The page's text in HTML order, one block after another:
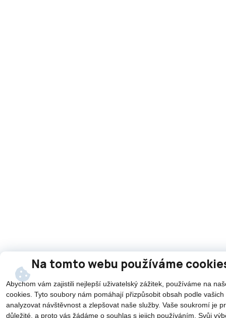
Na tomto webu používáme
Abychom vám zajistili nejlepší uživatelský zážitek, používáme na
cookies. Tyto soubory nám pomáhají přizpůsobit obsah podle
analyzovat návštěvnost a zlepšovat naše služby. Vaše soukromí je
důležité, a proto vás žádáme o souhlas s jejich používáním. Svůj